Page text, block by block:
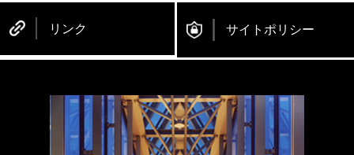
リンク サイトポリシー